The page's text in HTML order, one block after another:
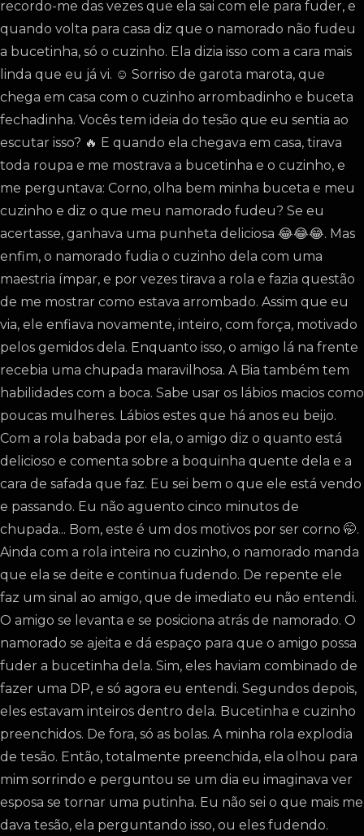
recordo-me das vezes que ela sai com ele para fuder, e
quando volta para casa diz que o namorado não fudeu
a bucetinha, só o cuzinho. Ela dizia isso com a cara mais
linda que eu já vi. ☺️ Sorriso de garota marota, que
chega em casa com o cuzinho arrombadinho e buceta
fechadinha. Vocês tem ideia do tesão que eu sentia ao
escutar isso? 🔥 E quando ela chegava em casa, tirava
toda roupa e me mostrava a bucetinha e o cuzinho, e
me perguntava: Corno, olha bem minha buceta e meu
cuzinho e diz o que meu namorado fudeu? Se eu
acertasse, ganhava uma punheta deliciosa 😂😂😂. Mas
enfim, o namorado fudia o cuzinho dela com uma
maestria ímpar, e por vezes tirava a rola e fazia questão
de me mostrar como estava arrombado. Assim que eu
via, ele enfiava novamente, inteiro, com força, motivado
pelos gemidos dela. Enquanto isso, o amigo lá na frente
recebia uma chupada maravilhosa. A Bia também tem
habilidades com a boca. Sabe usar os lábios macios como
poucas mulheres. Lábios estes que há anos eu beijo.
Com a rola babada por ela, o amigo diz o quanto está
delicioso e comenta sobre a boquinha quente dela e a
cara de safada que faz. Eu sei bem o que ele está vendo
e passando. Eu não aguento cinco minutos de
chupada... Bom, este é um dos motivos por ser corno 🤭.
Ainda com a rola inteira no cuzinho, o namorado manda
que ela se deite e continua fudendo. De repente ele
faz um sinal ao amigo, que de imediato eu não entendi.
O amigo se levanta e se posiciona atrás de namorado. O
namorado se ajeita e dá espaço para que o amigo possa
fuder a bucetinha dela. Sim, eles haviam combinado de
fazer uma DP, e só agora eu entendi. Segundos depois,
eles estavam inteiros dentro dela. Bucetinha e cuzinho
preenchidos. De fora, só as bolas. A minha rola explodia
de tesão. Então, totalmente preenchida, ela olhou para
mim sorrindo e perguntou se um dia eu imaginava ver
esposa se tornar uma putinha. Eu não sei o que mais me
dava tesão, ela perguntando isso, ou eles fudendo.